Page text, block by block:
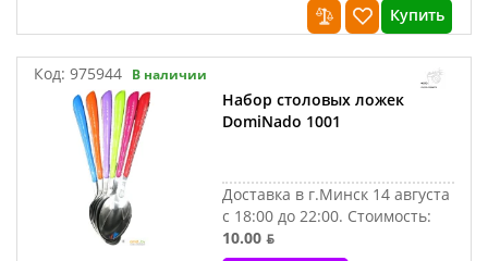
Купить
Код: 975944 В наличии
Набор столовых ложек
DomiNado 1001
Доставка в г.Минск 14 августа
с 18:00 до 22:00. Стоимость:
10.00 ƃ